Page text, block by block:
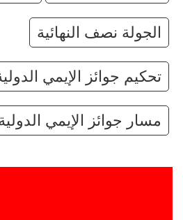
الجولة نصف النهائية
تحكيم جوائز الإيمي
مسار جوائز الإيمي